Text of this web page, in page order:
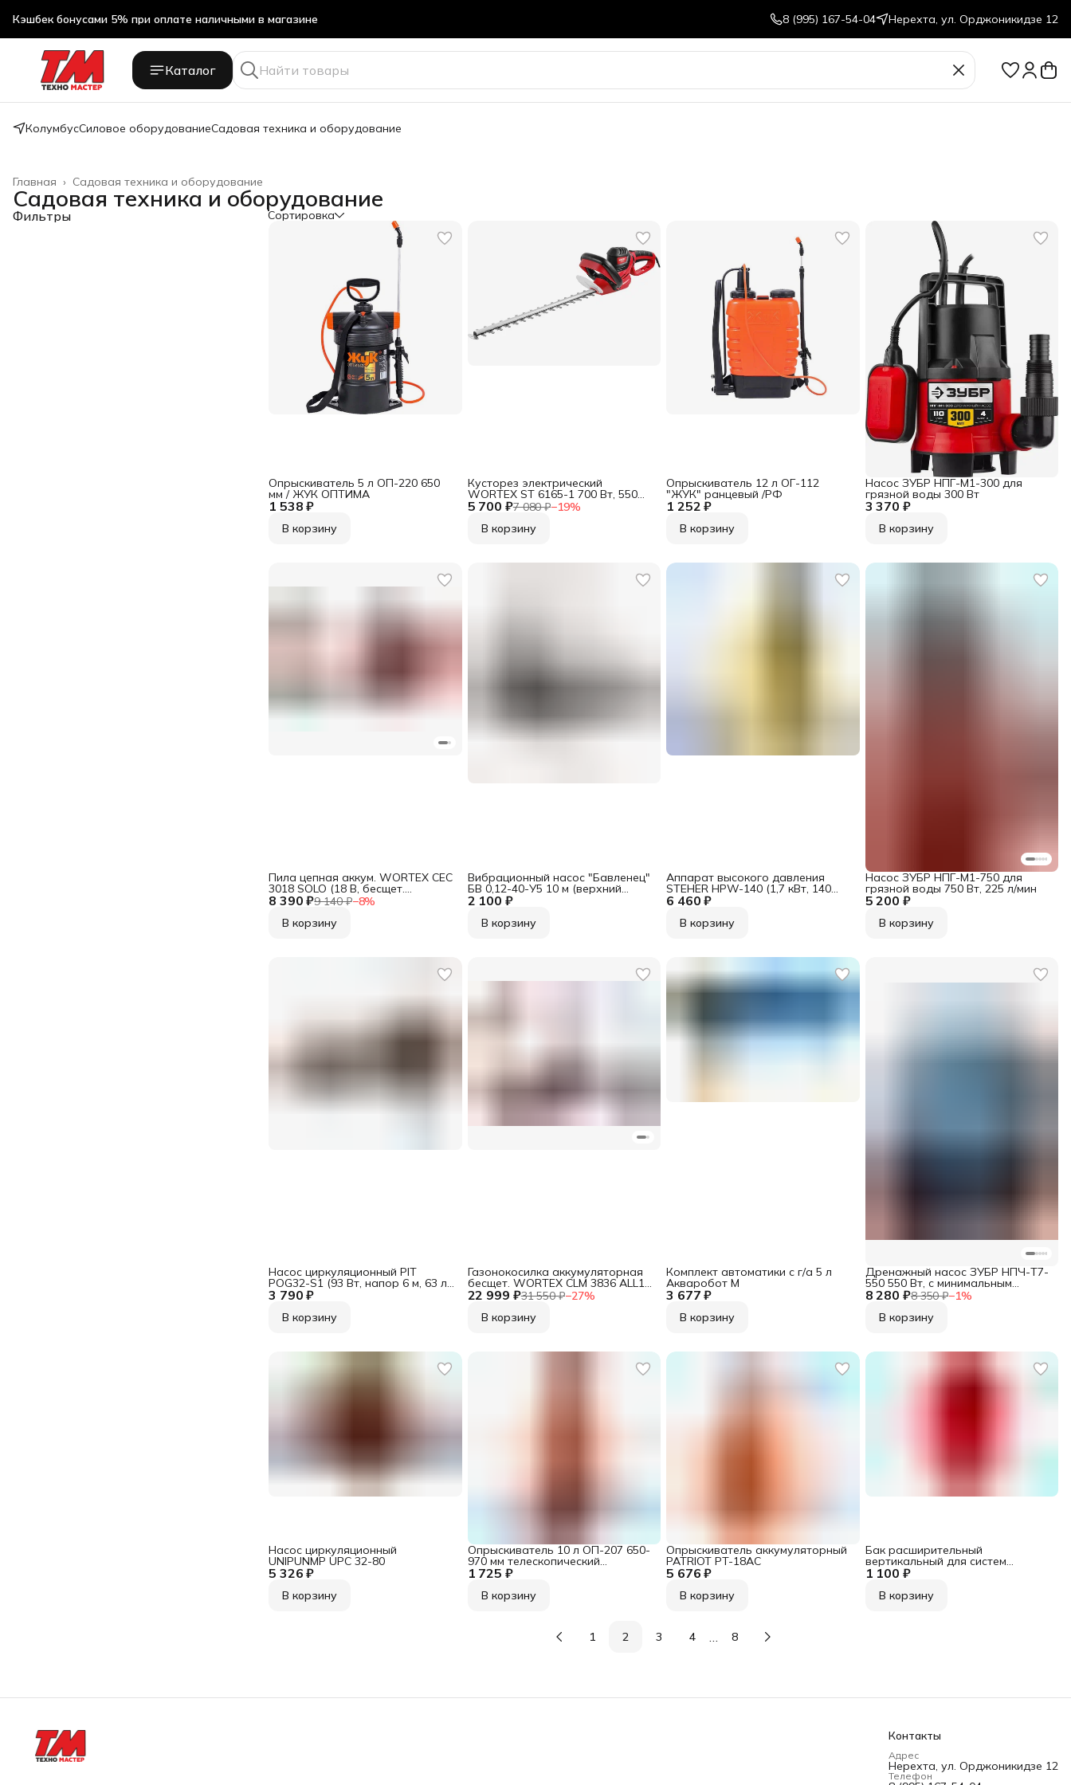
Кэшбек бонусами 5% при оплате наличными в магазине 8 (995) 167-54-04 Нерехта, ул. Орджоникидзе 12
Каталог
КолумбусСиловое оборудованиеСадовая техника и оборудование
Садовая техника и оборудование
Главная ›
Садовая техника и оборудование
Фильтры Сортировка
1 538 ₽
Опрыскиватель 5 л ОП-220 650
мм / ЖУК ОПТИМА
В корзину
5 700 ₽7 080 ₽−19%
Кусторез электрический
WORTEX ST 6165-1 700 Вт, 550
мм, шаг 24 мм
В корзину
1 252 ₽
Опрыскиватель 12 л ОГ-112
"ЖУК" ранцевый /РФ
В корзину
3 370 ₽
Насос ЗУБР НПГ-М1-300 для
грязной воды 300 Вт
В корзину
8 390 ₽9 140 ₽−8%
Пила цепная аккум. WORTEX CEC
3018 SOLO (18 В, бесщет.
двигатель)
В корзину
2 100 ₽
Вибрационный насос "Бавленец"
БВ 0,12-40-У5 10 м (верхний
забор)
В корзину
6 460 ₽
Аппарат высокого давления
STEHER HPW-140 (1,7 кВт, 140
бар)
В корзину
5 200 ₽
Насос ЗУБР НПГ-М1-750 для
грязной воды 750 Вт, 225 л/мин
В корзину
3 790 ₽
Насос циркуляционный PIT
POG32-S1 (93 Вт, напор 6 м, 63 л/
мин)
В корзину
22 999 ₽31 550 ₽−27%
Газонокосилка аккумуляторная
бесщет. WORTEX CLM 3836 ALL1
МЕГА
В корзину
3 677 ₽
Комплект автоматики с г/а 5 л
Акваробот М
В корзину
8 280 ₽8 350 ₽−1%
Дренажный насос ЗУБР НПЧ-Т7-
550 550 Вт, с минимальным
уровнем откачки до 1мм
В корзину
5 326 ₽
Насос циркуляционный
UNIPUNMP UPC 32-80
В корзину
1 725 ₽
Опрыскиватель 10 л ОП-207 650-
970 мм телескопический
брандспойт/ ЖУК КЛАССИК
В корзину
5 676 ₽
Опрыскиватель аккумуляторный
PATRIOT PT-18AC
В корзину
1 100 ₽
Бак расширительный
вертикальный для систем
отопления 5 л /UNIPUMP
В корзину
1 2 3 4 … 8
Контакты
Адрес
Нерехта, ул. Орджоникидзе 12
Телефон